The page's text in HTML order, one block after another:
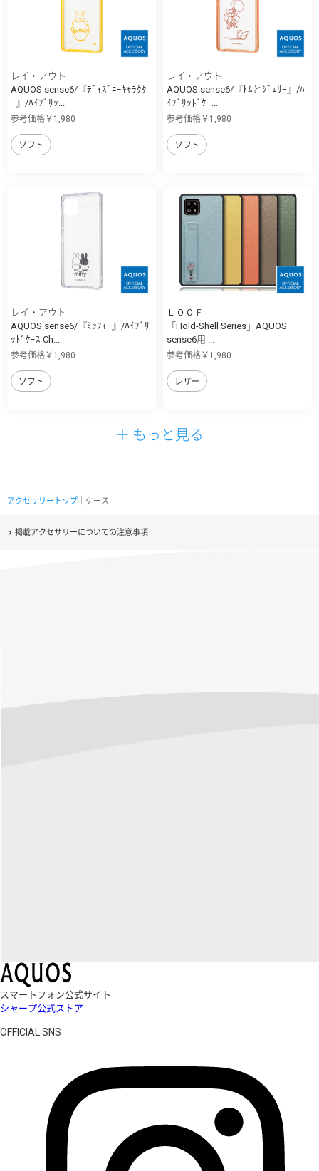
レイ・アウト
AQUOS sense6/『ﾃﾞｨｽﾞﾆｰｷｬﾗｸﾀ
ｰ』/ﾊｲﾌﾞﾘｯ...
参考価格￥1,980
ソフト
レイ・アウト
AQUOS sense6/『ﾄﾑとｼﾞｪﾘｰ』/ﾊ
ｲﾌﾞﾘｯﾄﾞｹｰ...
参考価格￥1,980
ソフト
レイ・アウト
AQUOS sense6/『ﾐｯﾌｨｰ』/ﾊｲﾌﾞﾘ
ｯﾄﾞｹｰｽ Ch...
参考価格￥1,980
ソフト
ＬＯＯＦ
「Hold-Shell Series」AQUOS
sense6用 ...
参考価格￥1,980
レザー
＋ もっと見る
アクセサリートップ ｜ケース
掲載アクセサリーについての注意事項
スマートフォン公式サイト
シャープ公式ストア
OFFICIAL SNS